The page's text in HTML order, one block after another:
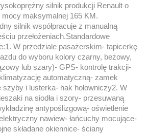
silnik produkcji Renault o
maksymalnej 165 KM.
silnik współpracuje z manualną
przełożeniach.Standardowe
W przedziale pasażerskim- tapicerkę
do wyboru kolory czarny, beżowy,
lub szary)- GPS- kontrolę trakcji-
automatyczną- zamek
szyby i lusterka- hak holowniczy2. W
na siodła i szory- przesuwaną
antypoślizgową- oświetlenie
nawiew- łańcuchy mocujące-
składane okiennice- ściany